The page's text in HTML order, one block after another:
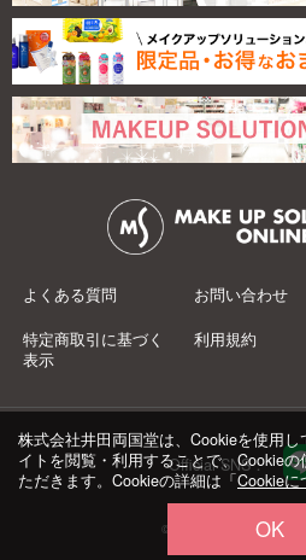
よくある質問 お問い合わせ
特定商取引に基づく
表示
利用規約
Official SNS：
© 井田両国堂 Co.,Ltd.All
株式会社井田両国堂は、Cookieを使用
イトを閲覧・利用することで、Cookie
ただきます。Cookieの詳細は「Cookieに
OK